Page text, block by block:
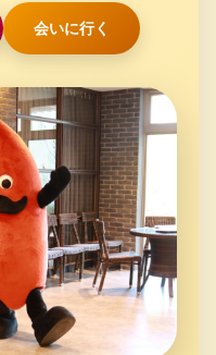
会いに行く